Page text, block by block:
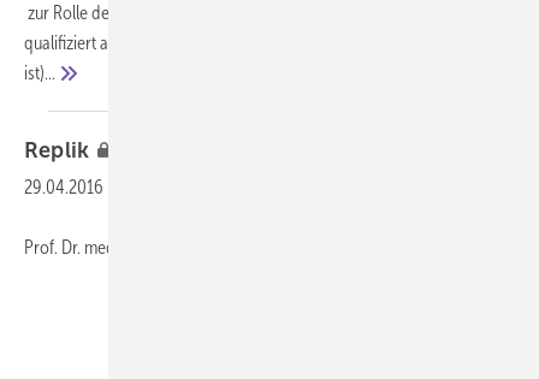
zur Rolle des Betriebsarztes grundsätzlich teile (wenn es denn
qualifiziert angegangen wird, was leider nicht durchgängig der Fall
ist)...
Replik
29.04.2016
Prof. Dr. med. H.-V. Ulmer, Mainz